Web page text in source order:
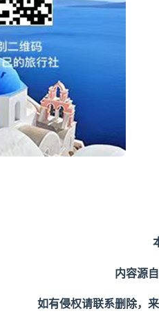
内容源
如有侵权请联系删除，